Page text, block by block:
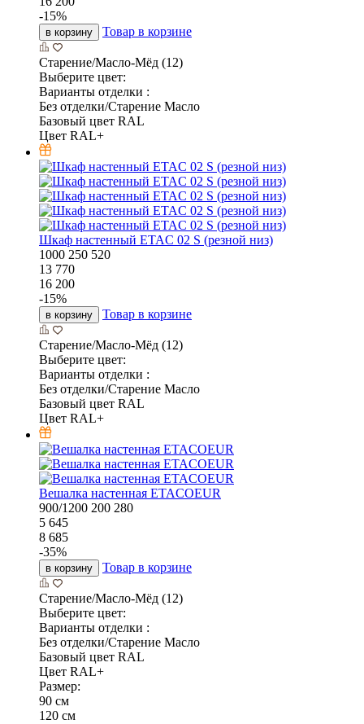
-15%
в корзину Товар в корзине
Старение/Масло-Мёд (12)
Выберите цвет:
Варианты отделки :
Без отделки/Старение Масло
Базовый цвет RAL
Цвет RAL+
Шкаф настенный ETAC 02 S (резной низ)
1000 250 520
13 770
16 200
-15%
в корзину Товар в корзине
Старение/Масло-Мёд (12)
Выберите цвет:
Варианты отделки :
Без отделки/Старение Масло
Базовый цвет RAL
Цвет RAL+
Вешалка настенная ETACOEUR
900/1200 200 280
5 645
8 685
-35%
в корзину Товар в корзине
Старение/Масло-Мёд (12)
Выберите цвет:
Варианты отделки :
Без отделки/Старение Масло
Базовый цвет RAL
Цвет RAL+
Размер:
90 см
120 см